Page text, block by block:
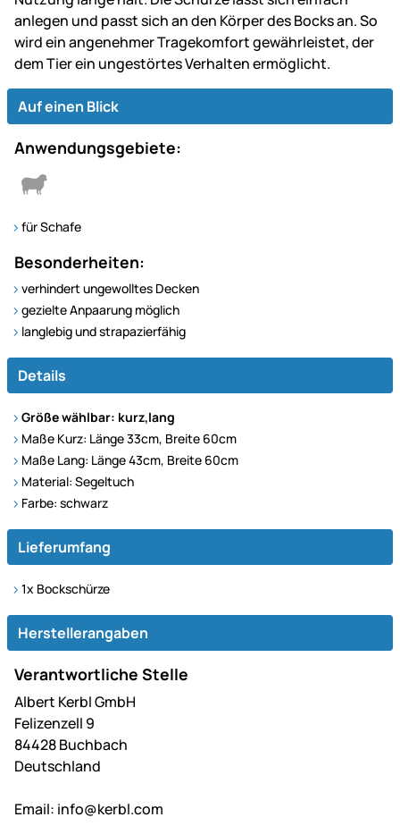
anlegen und passt sich an den Körper des Bocks an. So
wird ein angenehmer Tragekomfort gewährleistet, der
dem Tier ein ungestörtes Verhalten ermöglicht.
Auf einen Blick
Anwendungsgebiete:
für Schafe
Besonderheiten:
verhindert ungewolltes Decken
gezielte Anpaarung möglich
langlebig und strapazierfähig
Details
Größe wählbar: kurz,lang
Maße Kurz: Länge 33cm, Breite 60cm
Maße Lang: Länge 43cm, Breite 60cm
Material: Segeltuch
Farbe: schwarz
Lieferumfang
1x Bockschürze
Herstellerangaben
Verantwortliche Stelle
Albert Kerbl GmbH
Felizenzell 9
84428 Buchbach
Deutschland
Email: info@kerbl.com